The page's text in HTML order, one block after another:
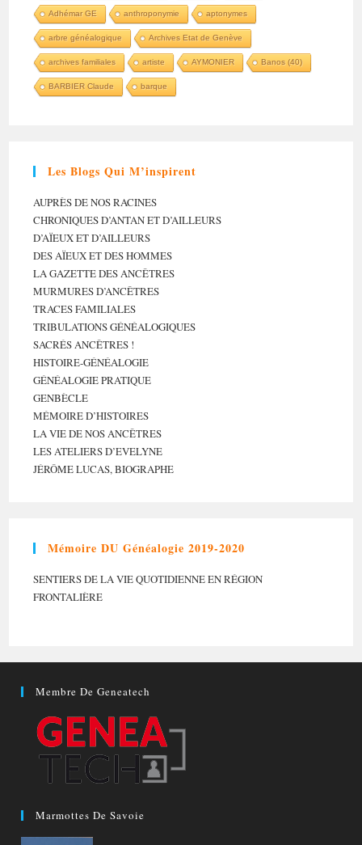
Adhémar GE anthroponymie aptonymes
arbre généalogique Archives Etat de Genève
archives familiales artiste AYMONIER Banos (40)
BARBIER Claude barque
Les Blogs Qui M’inspirent
AUPRÈS DE NOS RACINES
CHRONIQUES D’ANTAN ET D’AILLEURS
D’AÏEUX ET D’AILLEURS
DES AÏEUX ET DES HOMMES
LA GAZETTE DES ANCÊTRES
MURMURES D’ANCÊTRES
TRACES FAMILIALES
TRIBULATIONS GÉNÉALOGIQUES
SACRÉS ANCÊTRES !
HISTOIRE-GÉNÉALOGIE
GÉNÉALOGIE PRATIQUE
GENBÈCLE
MÉMOIRE D’HISTOIRES
LA VIE DE NOS ANCÊTRES
LES ATELIERS D’EVELYNE
JÉRÔME LUCAS, BIOGRAPHE
Mémoire DU Généalogie 2019-2020
SENTIERS DE LA VIE QUOTIDIENNE EN RÉGION
FRONTALIÈRE
Membre De Geneatech
Marmottes De Savoie